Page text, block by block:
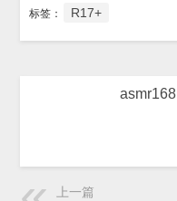
标签： R17+
asmr168
上一篇